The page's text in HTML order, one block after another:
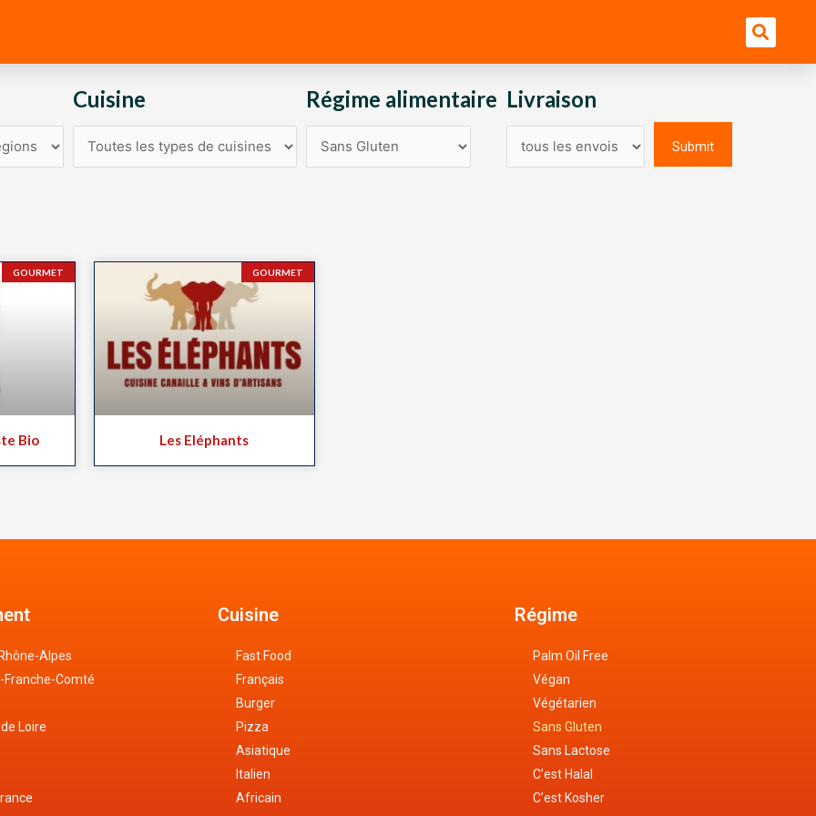
Cuisine Régime alimentaire Livraison
GOURMET
Bio
GOURMET
Les Eléphants
Alpes
Franche-Comté
Loire
Cuisine
Fast Food
Français
Burger
Pizza
Asiatique
Italien
Africain
Régime
Palm Oil Free
Végan
Végétarien
Sans Gluten
Sans Lactose
C’est Halal
C’est Kosher